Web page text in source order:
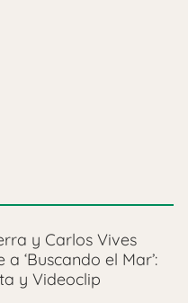
y Carlos Vives
‘Buscando el Mar’:
y Videoclip